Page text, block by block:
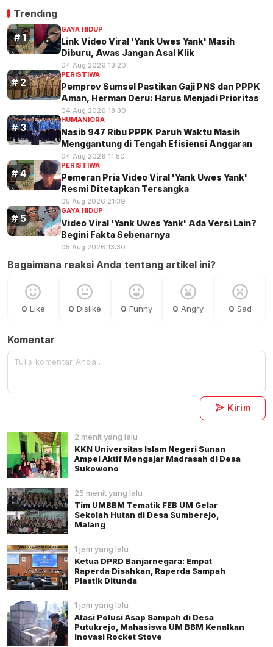
Trending
GAYA HIDUP
Link Video Viral 'Yank Uwes Yank' Masih
Diburu, Awas Jangan Asal Klik
04 Aug 2026 13:20
PERISTIWA
Pemprov Sumsel Pastikan Gaji PNS dan PPPK
Aman, Herman Deru: Harus Menjadi Prioritas
04 Aug 2026 18:30
HUMANIORA
Nasib 947 Ribu PPPK Paruh Waktu Masih
Menggantung di Tengah Efisiensi Anggaran
04 Aug 2026 11:50
PERISTIWA
Pemeran Pria Video Viral 'Yank Uwes Yank'
Resmi Ditetapkan Tersangka
05 Aug 2026 21:39
GAYA HIDUP
Video Viral 'Yank Uwes Yank' Ada Versi Lain?
Begini Fakta Sebenarnya
05 Aug 2026 13:30
Bagaimana reaksi Anda tentang artikel ini?
0 Like 0 Dislike 0 Funny 0 Angry 0 Sad
Komentar
Kirim
2 menit yang lalu
KKN Universitas Islam Negeri Sunan
Ampel Aktif Mengajar Madrasah di Desa
Sukowono
25 menit yang lalu
Tim UMBBM Tematik FEB UM Gelar
Sekolah Hutan di Desa Sumberejo,
Malang
1 jam yang lalu
Ketua DPRD Banjarnegara: Empat
Raperda Disahkan, Raperda Sampah
Plastik Ditunda
1 jam yang lalu
Atasi Polusi Asap Sampah di Desa
Putukrejo, Mahasiswa UM BBM Kenalkan
Inovasi Rocket Stove